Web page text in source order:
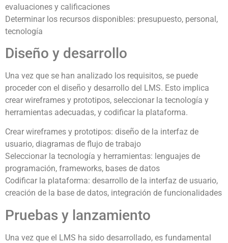
evaluaciones y calificaciones
Determinar los recursos disponibles: presupuesto, personal,
tecnología
Diseño y desarrollo
Una vez que se han analizado los requisitos, se puede
proceder con el diseño y desarrollo del LMS. Esto implica
crear wireframes y prototipos, seleccionar la tecnología y
herramientas adecuadas, y codificar la plataforma.
Crear wireframes y prototipos: diseño de la interfaz de
usuario, diagramas de flujo de trabajo
Seleccionar la tecnología y herramientas: lenguajes de
programación, frameworks, bases de datos
Codificar la plataforma: desarrollo de la interfaz de usuario,
creación de la base de datos, integración de funcionalidades
Pruebas y lanzamiento
Una vez que el LMS ha sido desarrollado, es fundamental